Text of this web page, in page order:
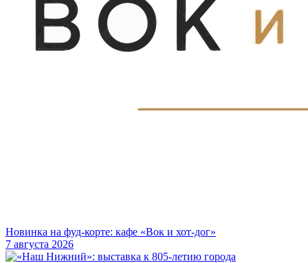
Новинка на фуд-корте: кафе «Вок и хот-дог»
7 августа 2026